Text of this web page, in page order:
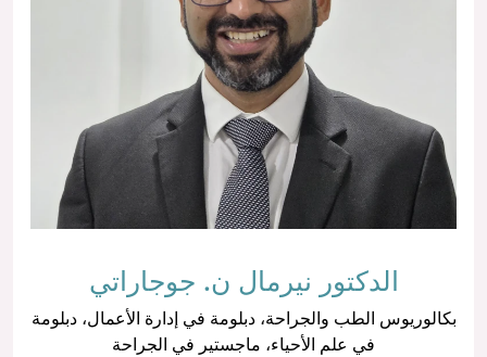
الدكتور نيرمال ن. جوجاراتي
بكالوريوس الطب والجراحة، دبلومة في إدارة الأعمال، دبلومة
في علم الأحياء، ماجستير في الجراحة